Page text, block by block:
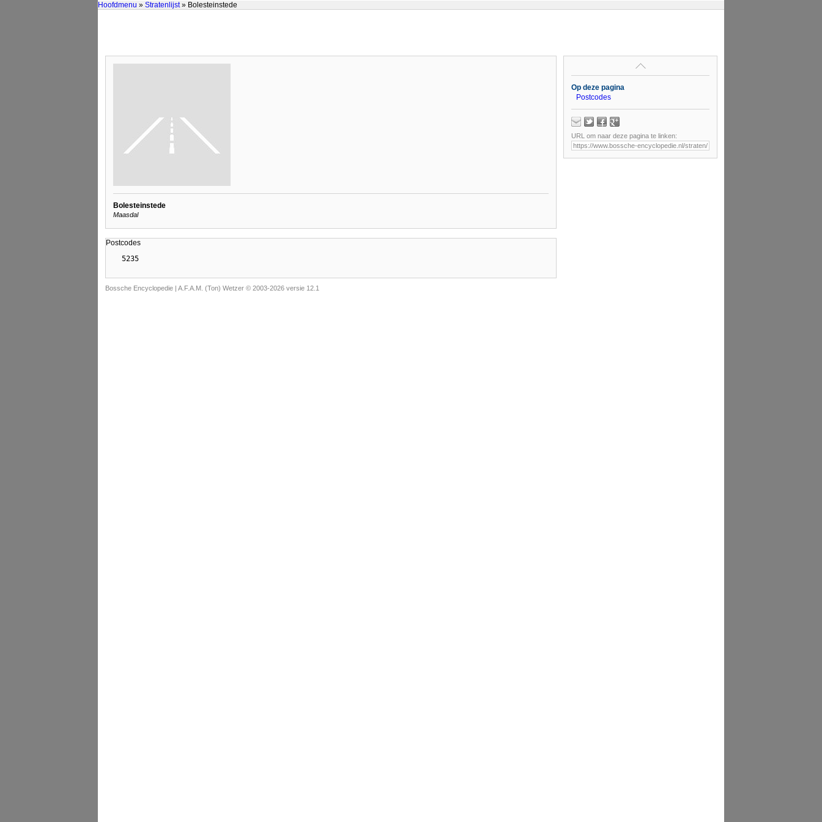
Hoofdmenu » Stratenlijst» Bolesteinstede
Bolesteinstede
Maasdal
Postcodes
Op deze pagina
Postcodes
URL om naar deze pagina te linken:
Bossche Encyclopedie | A.F.A.M. (Ton) Wetzer © 2003-2026 versie 12.1